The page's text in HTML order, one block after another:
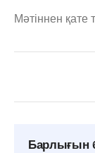
Мәтіннен қате
Барлығын